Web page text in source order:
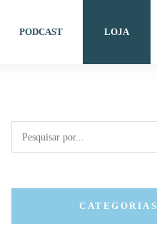
PODCAST LOJA
CATEGORIAS